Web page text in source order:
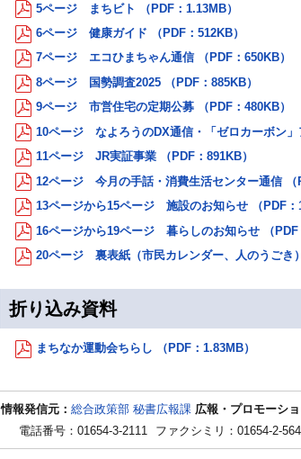
5ページ まちビト （PDF：1.13MB）
6ページ 健康ガイド （PDF：512KB）
7ページ エコひまちゃん通信 （PDF：650KB）
8ページ 国勢調査2025 （PDF：885KB）
9ページ 市営住宅の定期公募 （PDF：480KB）
10ページ なよろうのDX通信・「ゼロカーボン」
11ページ JR実証事業 （PDF：891KB）
12ページ 今月の手話・消費生活センター通信 （
13ページから15ページ 施設のお知らせ （PDF：
16ページから19ページ 暮らしのお知らせ （PDF
20ページ 裏表紙（市民カレンダー、人のうごき
折り込み資料
まちなか運動会ちらし （PDF：1.83MB）
情報発信元： 総合政策部 秘書広報課 広報・プロモーシ
電話番号：01654-3-2111
ファクシミリ：01654-2-